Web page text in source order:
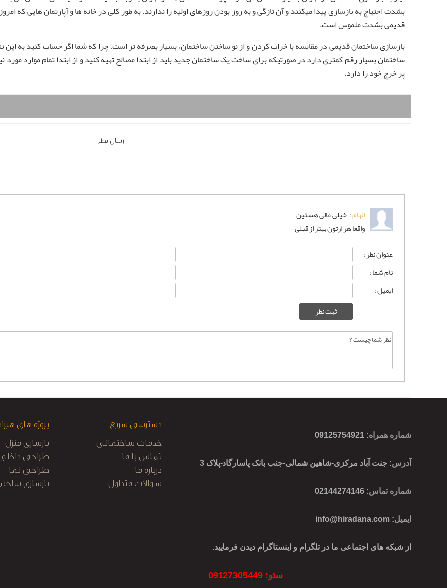
بشدت احتیاج به بازسازی پیدا میکنند و آن تازگی و به روز بودن روزهای اولیه را ندارند. به طور کلی در خانه ها و آپارتمان هایی که
قدیمی بشدت ملموس است.
بازسازی ساختمان قدیمی در مقایسه با خراب کردن و از نو ساختن ساختمان، بسیار بصرفه تر است. چرا که شما اگر حساب کنید به
ساختمان بسیار رقم کمتری دارد در صورتیکه برای ساخت یک ساختمان جدید باید از ابتدا مصالح تهیه کنید و از ابتدا تمام موارد
پر خرج خود را دارد.
ارسال نظر
الهام : خیلی عالی هستین
واقعا هر ارتون بهتر از قبلی
عنوان نظر :
نام شما :
ایمیل :
شماره همراه:
09125754921
آدرس: جنت آباد مرکزی-شاهین شمالی-جنب بانک پاسارگاد-پلاک 3
شماره تماس: 02144274146
ایمیل:
info@hiradana.com
از شبکه های اجتماعی ما در تلگرام و اینستاگرام دیدن فرمایید.
سئو: 09127305449
دسترسی سریع
خدمات ساختمانی
تماس با ما
درباره ما
سوالات متداول
پروژه های
بازسازی منزل
طراحی
طراحی نما
بازسازی